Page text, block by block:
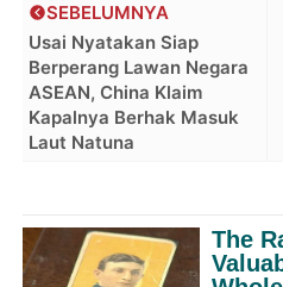
SEBELUMNYA
Usai Nyatakan Siap
Berperang Lawan Negara
ASEAN, China Klaim
Kapalnya Berhak Masuk
Laut Natuna